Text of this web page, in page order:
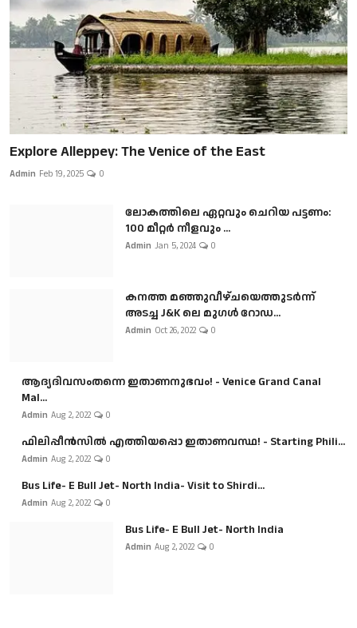
Explore Alleppey: The Venice of the East
Admin Feb 19, 2025 0
ലോകത്തിലെ ഏറ്റവും ചെറിയ പട്ടണം:
100 മീറ്റർ നീളവും ...
Admin Jan 5, 2024 0
കനത്ത മഞ്ഞുവീഴ്ചയെത്തുടർന്ന്
അടച്ച J&K ലെ മുഗൾ റോഡ...
Admin Oct 26, 2022 0
ആദ്യദിവസംതന്നെ ഇതാണനുഭവം! - Venice Grand Canal
Mal...
Admin Aug 2, 2022 0
ഫിലിപ്പീൻസിൽ എത്തിയപ്പൊ ഇതാണവസ്ഥ! - Starting Phili...
Admin Aug 2, 2022 0
Bus Life- E Bull Jet- North India- Visit to Shirdi...
Admin Aug 2, 2022 0
Bus Life- E Bull Jet- North India
Admin Aug 2, 2022 0